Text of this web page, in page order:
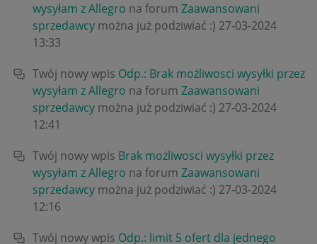
wysyłam z Allegro na forum Zaawansowani
sprzedawcy można już podziwiać :) ‎27-03-2024
13:33
Twój nowy wpis Odp.: Brak możliwosci wysyłki przez
wysyłam z Allegro na forum Zaawansowani
sprzedawcy można już podziwiać :) ‎27-03-2024
12:41
Twój nowy wpis Brak możliwosci wysyłki przez
wysyłam z Allegro na forum Zaawansowani
sprzedawcy można już podziwiać :) ‎27-03-2024
12:16
Twój nowy wpis Odp.: limit 5 ofert dla jednego